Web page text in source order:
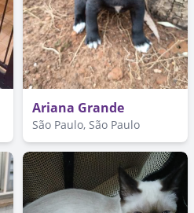
Ariana Grande
São Paulo, São Paulo